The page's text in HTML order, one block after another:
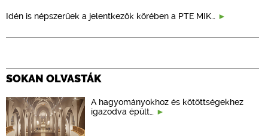
Idén is népszerűek a jelentkezők körében a PTE MIK…
SOKAN OLVASTÁK
A hagyományokhoz és kötöttségekhez
igazodva épült…